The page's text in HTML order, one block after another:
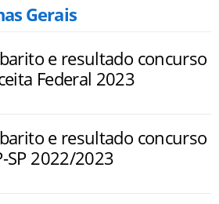
Gerais
e resultado concurso
Federal 2023
e resultado concurso
SP 2022/2023